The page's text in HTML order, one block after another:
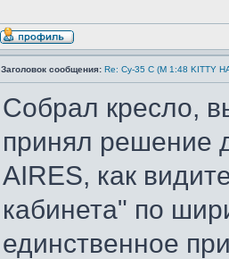
Заголовок сообщения: Re: Су-35 С (М 1:48 KITTY
Собрал кресло,
принял решение
AIRES, как
кабинета" по
единственное